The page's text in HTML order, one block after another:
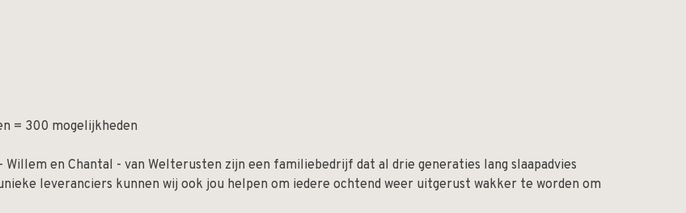
= 300 mogelijkheden
en Chantal - van Welterusten zijn een familiebedrijf dat al drie generaties lang slaapadvies
leveranciers kunnen wij ook jou helpen om iedere ochtend weer uitgerust wakker te worden om